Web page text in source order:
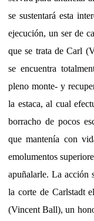
se sustentará esta
ejecución, un ser de
que se trata de Carl
se encuentra
pleno monte- y
la estaca, al cual
borracho de pocos
que mantenía con
emolumentos
apuñalarle. La acción
la corte de Carlstadt
(Vincent Ball), un